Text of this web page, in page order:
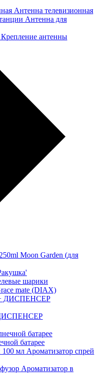
Антенна телевизионная
Антенна для
Крепление антенны
Moon Garden (для
шарики
mate (DIAX)
батарее
Ароматизатор спрей
Ароматизатор в